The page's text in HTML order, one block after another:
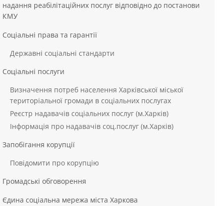
надання реабілітаційних послуг відповідно до постанови
КМУ
Соціальні права та гарантії
Державні соціальні стандарти
Соціальні послуги
Визначення потреб населення Харківської міської
територіальної громади в соціальних послугах
Реєстр надавачів соціальних послуг (м.Харків)
Інформація про надавачів соц.послуг (м.Харків)
Запобігання корупції
Повідомити про корупцію
Громадські обговорення
Єдина соціальна мережа міста Харкова